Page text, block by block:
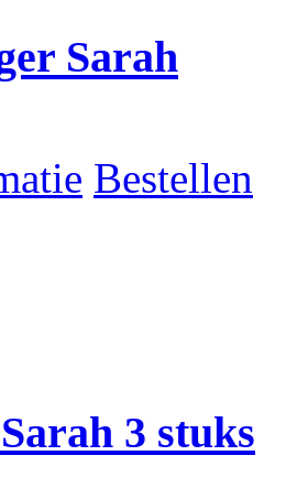
Sarah
Bestellen
3 stuks